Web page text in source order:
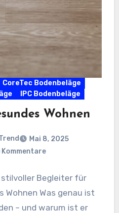
CoreTec Bodenbeläge
IPC Bodenbeläge
Wohnen
Mai 8, 2025
Kommentare
stilvoller Begleiter für
Wohnen Was genau ist
– und warum ist er